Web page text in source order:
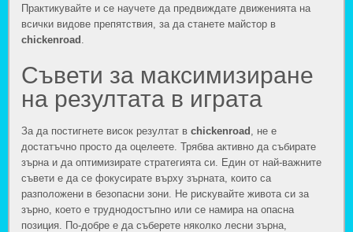
Практикувайте и се научете да предвиждате движенията на
всички видове препятствия, за да станете майстор в
chickenroad
Съвети за максимизиране
на резултата в играта
За да постигнете висок резултат в chickenroad , не е
достатъчно просто да оцелеете. Трябва активно да събирате
зърна и да оптимизирате стратегията си. Един от най-важните
съвети е да се фокусирате върху зърната, които са
разположени в безопасни зони. Не рискувайте живота си за
зърно, което е труднодостъпно или се намира на опасна
позиция. По-добре е да съберете няколко лесни зърна,